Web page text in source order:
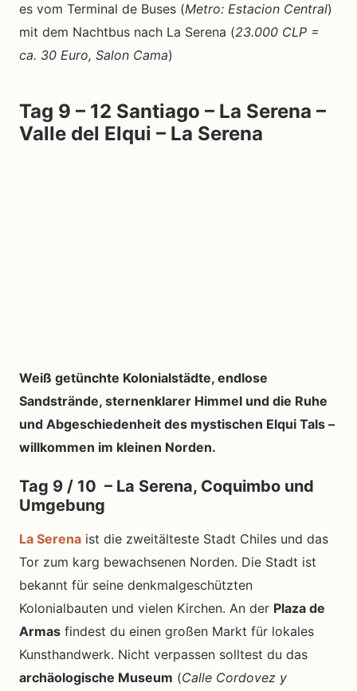
es vom Terminal de Buses (Metro: Estacion Central)
mit dem Nachtbus nach La Serena (23.000 CLP =
ca. 30 Euro, Salon Cama)
Tag 9 – 12 Santiago – La Serena –
Valle del Elqui – La Serena
Weiß getünchte Kolonialstädte, endlose
Sandstrände, sternenklarer Himmel und die Ruhe
und Abgeschiedenheit des mystischen Elqui Tals –
willkommen im kleinen Norden.
Tag 9 / 10 – La Serena, Coquimbo und
Umgebung
La Serena ist die zweitälteste Stadt Chiles und das
Tor zum karg bewachsenen Norden. Die Stadt ist
bekannt für seine denkmalgeschützten
Kolonialbauten und vielen Kirchen. An der Plaza de
Armas findest du einen großen Markt für lokales
Kunsthandwerk. Nicht verpassen solltest du das
archäologische Museum (Calle Cordovez y